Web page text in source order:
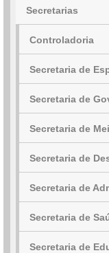
Secretarias
Controladoria
Secretaria de
Secretaria de
Secretaria de
Secretaria de
Secretaria de
Secretaria de
Secretaria de